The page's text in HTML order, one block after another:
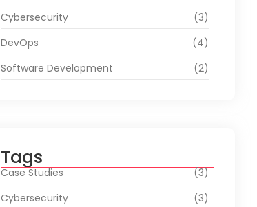
Cybersecurity
(3)
DevOps
(4)
Software Development
(2)
Tags
Case Studies
(3)
Cybersecurity
(3)